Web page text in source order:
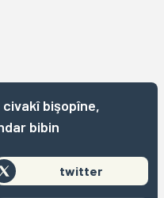
bişopîne,
bibin
twitter